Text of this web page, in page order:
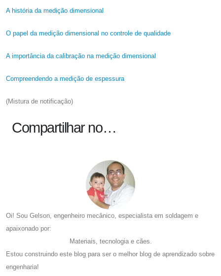
A história da medição dimensional
O papel da medição dimensional no controle de qualidade
A importância da calibração na medição dimensional
Compreendendo a medição de espessura
(Mistura de notificação)
Compartilhar no…
Oi! Sou Gelson, engenheiro mecânico, especialista em soldagem e
apaixonado por:
Materiais, tecnologia e cães.
Estou construindo este blog para ser o melhor blog de aprendizado sobre
engenharia!